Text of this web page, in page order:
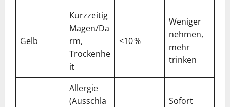
Gelb
Kurzzeitig
Magen/Da
rm,
Trockenhe
it
<10 %
Weniger
nehmen,
mehr
trinken
Allergie
(Ausschla
Sofort